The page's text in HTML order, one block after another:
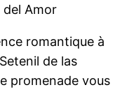
del Amor
romantique à
de las
promenade vous